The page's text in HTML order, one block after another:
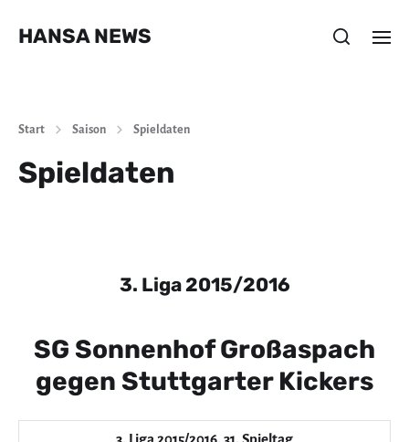
HANSA NEWS
Start Saison Spieldaten
Spieldaten
3. Liga 2015/2016
SG Sonnenhof Großaspach
gegen Stuttgarter Kickers
3. Liga 2015/2016, 31. Spieltag